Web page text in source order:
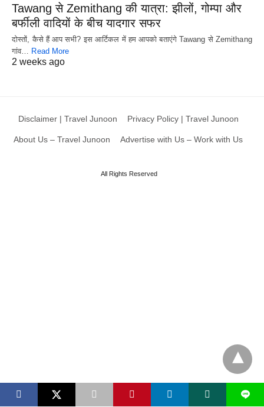
Tawang से Zemithang की यात्रा: झीलों, गोम्पा और
बर्फीली वादियों के बीच यादगार सफर
दोस्तों, कैसे हैं आप सभी? इस आर्टिकल में हम आपको बताएंगे Tawang से Zemithang
गांव… Read More
2 weeks ago
Disclaimer | Travel Junoon Privacy Policy | Travel Junoon
About Us – Travel Junoon Advertise with Us – Work with Us
All Rights Reserved
L